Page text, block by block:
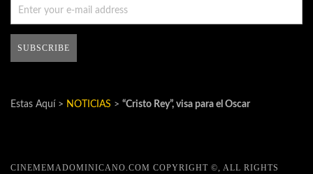
Estas Aquí > NOTICIAS > “Cristo Rey”, visa para el Oscar
CINEMEMADOMINICANO.COM COPYRIGHT ©, ALL RIGHTS